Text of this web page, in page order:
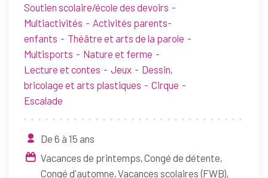
Soutien scolaire/école des devoirs
Multiactivités
Activités parents-
enfants
Théâtre et arts de la parole
Multisports
Nature et ferme
Lecture et contes
Jeux
Dessin,
bricolage et arts plastiques
Cirque
Escalade
De 6 à 15 ans
Vacances de printemps Congé de détente
Congé d'automne Vacances scolaires (FWB)